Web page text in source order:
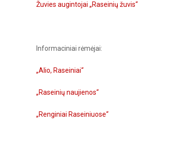
Žuvies augintojai „Raseinių žuvis“
Informaciniai rėmėjai:
„Alio, Raseiniai“
„Raseinių naujienos“
„Renginiai Raseiniuose“